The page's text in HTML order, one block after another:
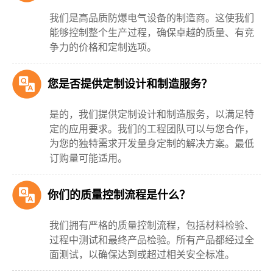
我们是高品质防爆电气设备的制造商。这使我们
能够控制整个生产过程，确保卓越的质量、有竞
争力的价格和定制选项。
您是否提供定制设计和制造服务？
是的，我们提供定制设计和制造服务，以满足特
定的应用要求。我们的工程团队可以与您合作，
为您的独特需求开发量身定制的解决方案。最低
订购量可能适用。
你们的质量控制流程是什么？
我们拥有严格的质量控制流程，包括材料检验、
过程中测试和最终产品检验。所有产品都经过全
面测试，以确保达到或超过相关安全标准。